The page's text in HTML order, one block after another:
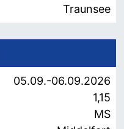
Traunsee
05.09.-06.09.2026
1,15
MS